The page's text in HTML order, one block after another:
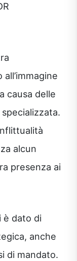
causa delle
alcun
presenza ai
è dato di
anche
di mandato.